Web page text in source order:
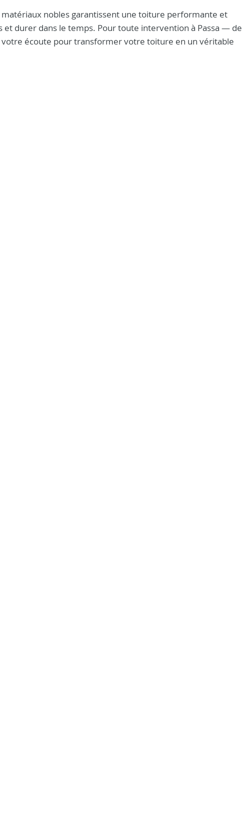
nobles garantissent une toiture performante et
durer dans le temps. Pour toute intervention à Passa — de
écoute pour transformer votre toiture en un véritable